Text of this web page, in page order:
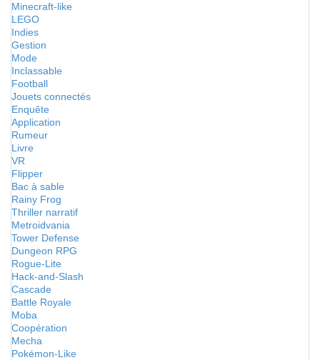
Minecraft-like
LEGO
Indies
Gestion
Mode
Inclassable
Football
Jouets connectés
Enquête
Application
Rumeur
Livre
VR
Flipper
Bac à sable
Rainy Frog
Thriller narratif
Metroidvania
Tower Defense
Dungeon RPG
Rogue-Lite
Hack-and-Slash
Cascade
Battle Royale
Moba
Coopération
Mecha
Pokémon-Like